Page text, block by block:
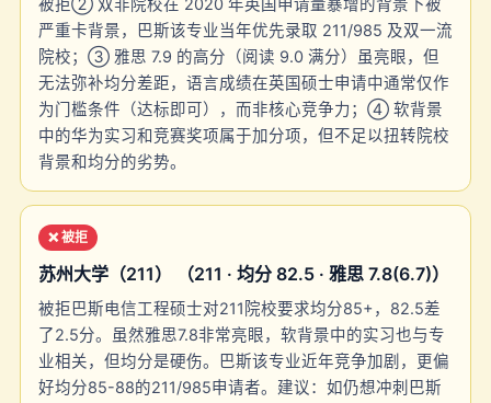
被拒② 双非院校在 2020 年英国申请量暴增的背景下被
严重卡背景，巴斯该专业当年优先录取 211/985 及双一流
院校；③ 雅思 7.9 的高分（阅读 9.0 满分）虽亮眼，但
无法弥补均分差距，语言成绩在英国硕士申请中通常仅作
为门槛条件（达标即可），而非核心竞争力；④ 软背景
中的华为实习和竞赛奖项属于加分项，但不足以扭转院校
背景和均分的劣势。
❌ 被拒
苏州大学（211） （211 · 均分 82.5 · 雅思 7.8(6.7)）
被拒巴斯电信工程硕士对211院校要求均分85+，82.5差
了2.5分。虽然雅思7.8非常亮眼，软背景中的实习也与专
业相关，但均分是硬伤。巴斯该专业近年竞争加剧，更偏
好均分85-88的211/985申请者。建议：如仍想冲刺巴斯